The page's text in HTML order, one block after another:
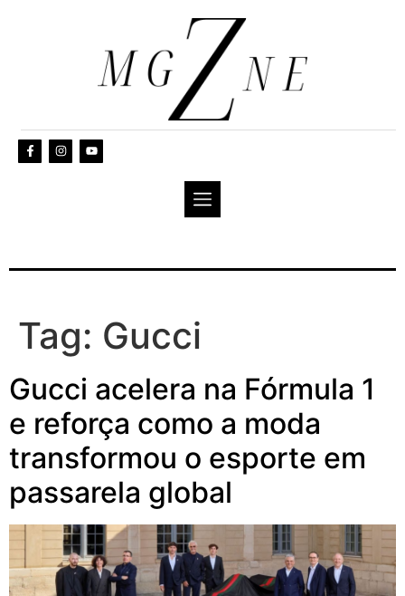
Tag: Gucci
Gucci acelera na Fórmula 1
e reforça como a moda
transformou o esporte em
passarela global